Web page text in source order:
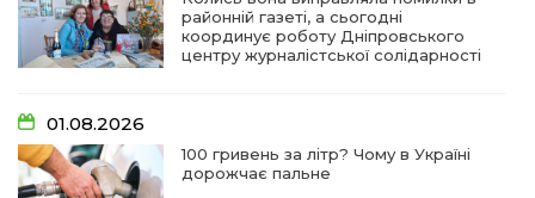
районній газеті, а сьогодні
координує роботу Дніпровського
центру журналістської солідарності
01.08.2026
100 гривень за літр? Чому в Україні
дорожчає пальне